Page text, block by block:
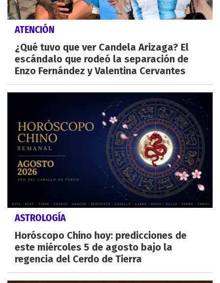
ATENCIÓN
¿Qué tuvo que ver Candela Arizaga? El
escándalo que rodeó la separación de
Enzo Fernández y Valentina Cervantes
ASTROLOGÍA
Horóscopo Chino hoy: predicciones de
este miércoles 5 de agosto bajo la
regencia del Cerdo de Tierra